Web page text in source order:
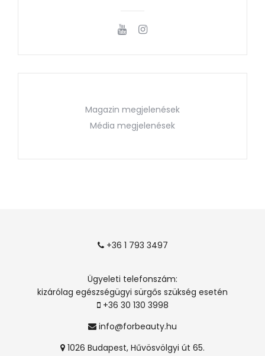
Magazin megjelenések
Média megjelenések
+36 1 793 3497
Ügyeleti telefonszám:
kizárólag egészségügyi sürgős szükség esetén
+36 30 130 3998
info@forbeauty.hu
1026 Budapest, Hűvösvölgyi út 65.